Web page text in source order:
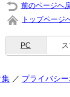
前のページへ
トップページ
PC
集 プライバシ